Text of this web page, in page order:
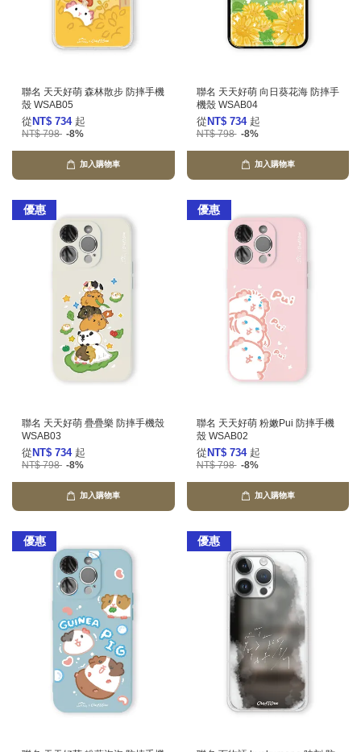
聯名 天天好萌 森林散步 防摔手機
殼 WSAB05
從 NT$ 734 起
NT$ 798 -8%
加入購物車
聯名 天天好萌 向日葵花海 防摔手
機殼 WSAB04
從 NT$ 734 起
NT$ 798 -8%
加入購物車
優惠
聯名 天天好萌 疊疊樂 防摔手機殼
WSAB03
從 NT$ 734 起
NT$ 798 -8%
加入購物車
優惠
聯名 天天好萌 粉嫩Pui 防摔手機
殼 WSAB02
從 NT$ 734 起
NT$ 798 -8%
加入購物車
優惠 優惠